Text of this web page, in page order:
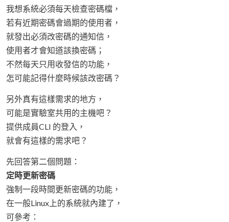
我想系統必須每天檢查密碼檔，
若有近期密碼會過期的使用者，
就發出必須改密碼的通知信，
使用者才會知道該換密碼；
不然每天只用收發信的功能，
怎可能記得什麼時候該改密碼？
另外真有這樣需求的地方，
可能是實驗室共用的主機吧？
提供成員CLI 的登入，
就會有這樣的需求吧？
先回答第二個問題：
定時更新密碼
強制一段時間更新密碼的功能，
在一般Linux上的系統就內建了，
可參考：